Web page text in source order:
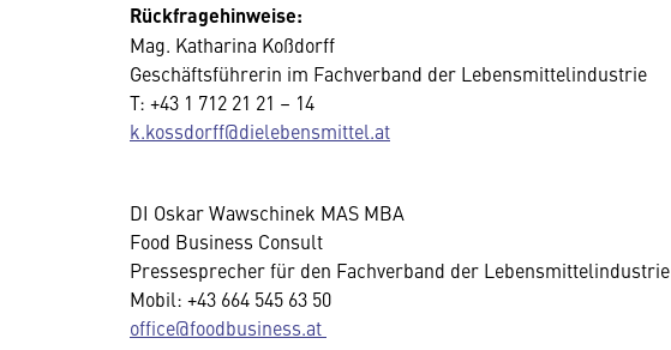
Rückfragehinweise:
Mag. Katharina Koßdorff
Geschäftsführerin im Fachverband der Lebensmittelindustrie
T: +43 1 712 21 21 – 14
k.kossdorff@dielebensmittel.at
DI Oskar Wawschinek MAS MBA
Food Business Consult
Pressesprecher für den Fachverband der Lebensmittelindustrie
Mobil: +43 664 545 63 50
office@foodbusiness.at